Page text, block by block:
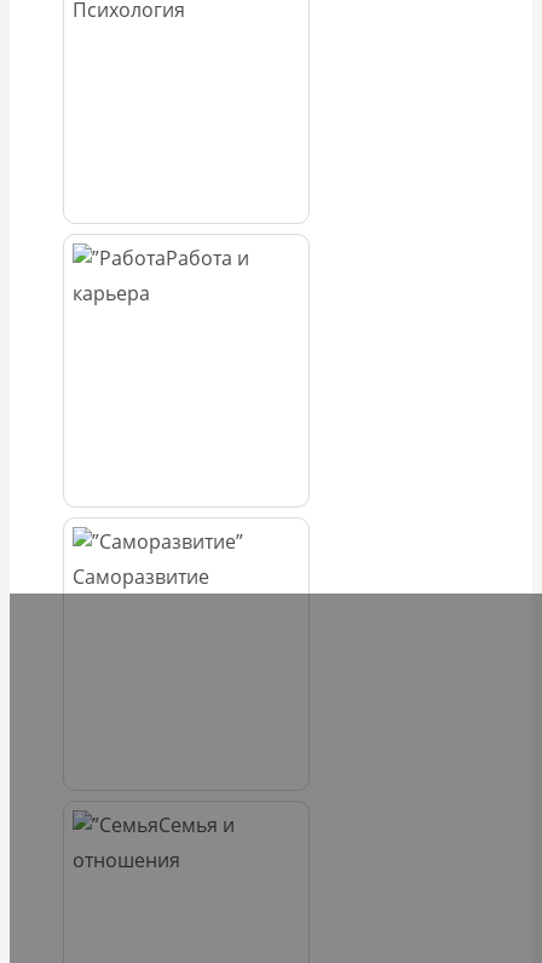
Психология
Работа и
карьера
Саморазвитие
Семья и
отношения